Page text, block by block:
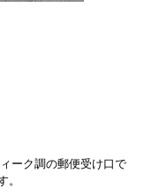
ーク調の郵便受け口で
。